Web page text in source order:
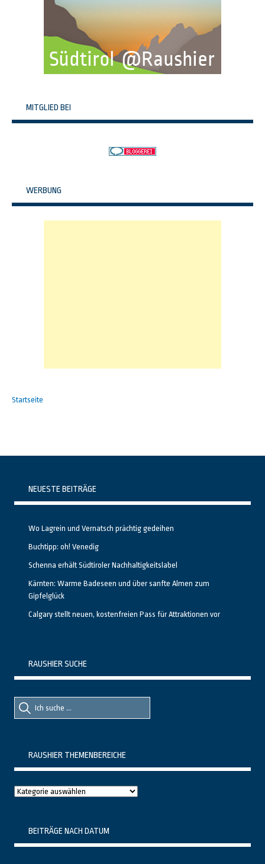
MITGLIED BEI
WERBUNG
Startseite
NEUESTE BEITRÄGE
Wo Lagrein und Vernatsch prächtig gedeihen
Buchtipp: oh! Venedig
Schenna erhält Südtiroler Nachhaltigkeitslabel
Kärnten: Warme Badeseen und über sanfte Almen zum
Gipfelglück
Calgary stellt neuen, kostenfreien Pass für Attraktionen vor
RAUSHIER SUCHE
Suche
nach::
Suche
nach:
RAUSHIER THEMENBEREICHE
Raushier
BEITRÄGE NACH DATUM